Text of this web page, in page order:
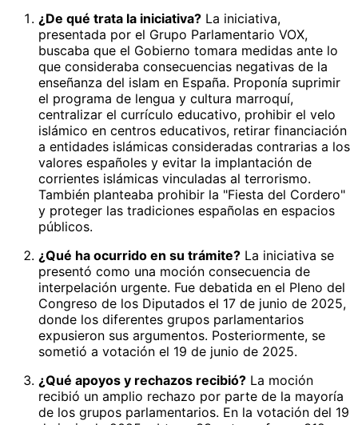
¿De qué trata la iniciativa? La iniciativa,
presentada por el Grupo Parlamentario VOX,
buscaba que el Gobierno tomara medidas ante lo
que consideraba consecuencias negativas de la
enseñanza del islam en España. Proponía suprimir
el programa de lengua y cultura marroquí,
centralizar el currículo educativo, prohibir el velo
islámico en centros educativos, retirar financiación
a entidades islámicas consideradas contrarias a los
valores españoles y evitar la implantación de
corrientes islámicas vinculadas al terrorismo.
También planteaba prohibir la "Fiesta del Cordero"
y proteger las tradiciones españolas en espacios
públicos.
¿Qué ha ocurrido en su trámite? La iniciativa se
presentó como una moción consecuencia de
interpelación urgente. Fue debatida en el Pleno del
Congreso de los Diputados el 17 de junio de 2025,
donde los diferentes grupos parlamentarios
expusieron sus argumentos. Posteriormente, se
sometió a votación el 19 de junio de 2025.
¿Qué apoyos y rechazos recibió? La moción
recibió un amplio rechazo por parte de la mayoría
de los grupos parlamentarios. En la votación del 19